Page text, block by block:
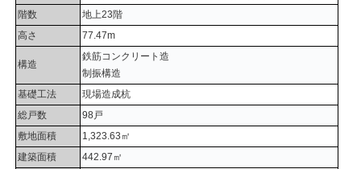
階数
地上23階
高さ
77.47m
構造
鉄筋コンクリート造
制振構造
基礎工法
現場造成杭
総戸数
98戸
敷地面積
1,323.63㎡
建築面積
442.97㎡